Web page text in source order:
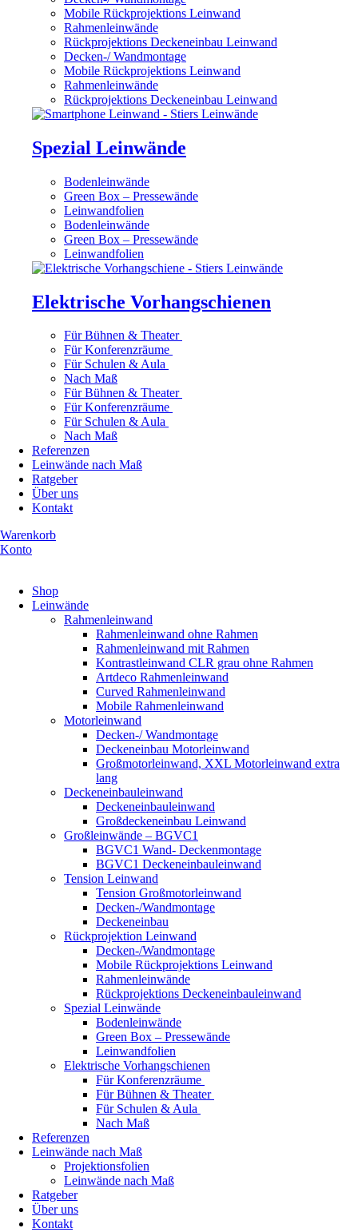
Mobile Rückprojektions Leinwand
Rahmenleinwände
Rückprojektions Deckeneinbau Leinwand
Decken-/ Wandmontage
Mobile Rückprojektions Leinwand
Rahmenleinwände
Rückprojektions Deckeneinbau Leinwand
Spezial Leinwände
Bodenleinwände
Green Box – Pressewände
Leinwandfolien
Bodenleinwände
Green Box – Pressewände
Leinwandfolien
Elektrische Vorhangschienen
Für Bühnen & Theater
Für Konferenzräume
Für Schulen & Aula
Nach Maß
Für Bühnen & Theater
Für Konferenzräume
Für Schulen & Aula
Nach Maß
Referenzen
Leinwände nach Maß
Ratgeber
Über uns
Kontakt
Warenkorb
Konto
Shop
Leinwände
Rahmenleinwand
Rahmenleinwand ohne Rahmen
Rahmenleinwand mit Rahmen
Kontrastleinwand CLR grau ohne Rahmen
Artdeco Rahmenleinwand
Curved Rahmenleinwand
Mobile Rahmenleinwand
Motorleinwand
Decken-/ Wandmontage
Deckeneinbau Motorleinwand
Großmotorleinwand, XXL Motorleinwand extra
lang
Deckeneinbauleinwand
Deckeneinbauleinwand
Großdeckeneinbau Leinwand
Großleinwände – BGVC1
BGVC1 Wand- Deckenmontage
BGVC1 Deckeneinbauleinwand
Tension Leinwand
Tension Großmotorleinwand
Decken-/Wandmontage
Deckeneinbau
Rückprojektion Leinwand
Decken-/Wandmontage
Mobile Rückprojektions Leinwand
Rahmenleinwände
Rückprojektions Deckeneinbauleinwand
Spezial Leinwände
Bodenleinwände
Green Box – Pressewände
Leinwandfolien
Elektrische Vorhangschienen
Für Konferenzräume
Für Bühnen & Theater
Für Schulen & Aula
Nach Maß
Referenzen
Leinwände nach Maß
Projektionsfolien
Leinwände nach Maß
Ratgeber
Über uns
Kontakt